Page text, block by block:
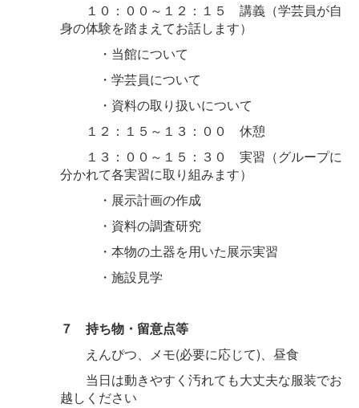
１０：００～１２：１５ 講義（学芸員が自
身の体験を踏まえてお話します）
・当館について
・学芸員について
・資料の取り扱いについて
１２：１５～１３：００ 休憩
１３：００～１５：３０ 実習（グループに
分かれて各実習に取り組みます）
・展示計画の作成
・資料の調査研究
・本物の土器を用いた展示実習
・施設見学
７ 持ち物・留意点等
えんぴつ、メモ(必要に応じて)、昼食
当日は動きやすく汚れても大丈夫な服装でお
越しください